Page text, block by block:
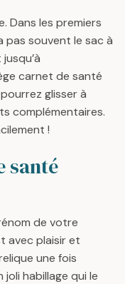
Dans les premiers
pas souvent le sac à
carnet de santé
glisser à
complémentaires.
!
santé
de votre
avec plaisir et
une fois
habillage qui le